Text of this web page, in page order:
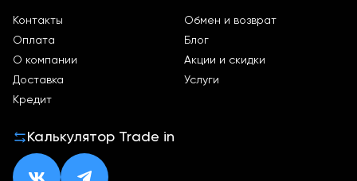
Контакты
Оплата
О компании
Доставка
Кредит
Обмен и возврат
Блог
Акции и скидки
Услуги
Калькулятор Trade in